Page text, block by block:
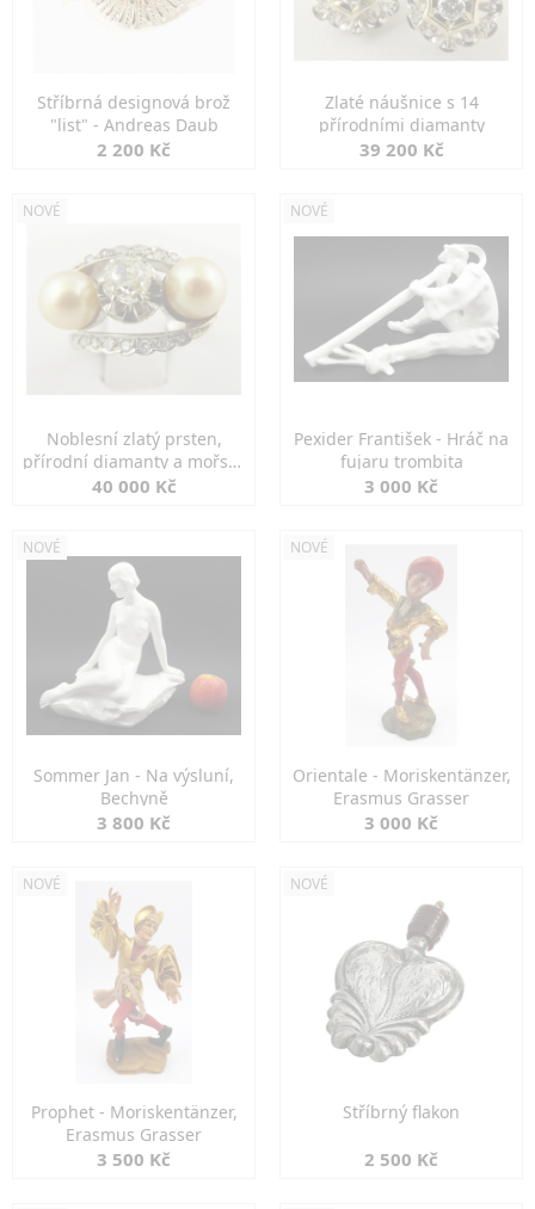
Stříbrná designová brož
"list" - Andreas Daub
2 200 Kč
Zlaté náušnice s 14
přírodními diamanty
39 200 Kč
NOVÉ
Noblesní zlatý prsten,
přírodní diamanty a mořské
perly
40 000 Kč
NOVÉ
Pexider František - Hráč na
fujaru trombita
3 000 Kč
NOVÉ
Sommer Jan - Na výsluní,
Bechyně
3 800 Kč
NOVÉ
Orientale - Moriskentänzer,
Erasmus Grasser
3 000 Kč
NOVÉ
Prophet - Moriskentänzer,
Erasmus Grasser
3 500 Kč
NOVÉ
Stříbrný flakon
2 500 Kč